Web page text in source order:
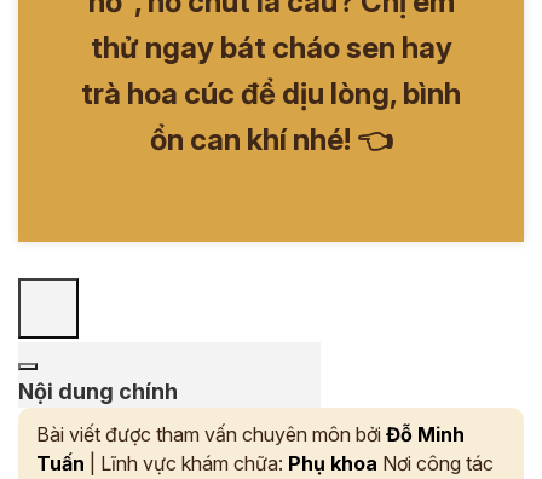
thử ngay bát cháo sen hay
trà hoa cúc để dịu lòng, bình
ổn can khí nhé! 👈
Nội dung chính
Bài viết được tham vấn chuyên môn bởi Đỗ Minh
Tuấn | Lĩnh vực khám chữa: Phụ khoa Nơi công tác